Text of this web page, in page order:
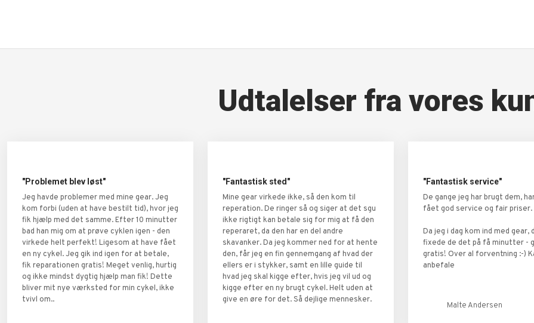
Udtalelser fra vores
"Problemet blev løst"
Jeg havde problemer med mine gear. Jeg
kom forbi (uden at have bestilt tid), hvor jeg
fik hjælp med det samme. Efter 10 minutter
bad han mig om at prøve cyklen igen - den
virkede helt perfekt! Ligesom at have fået
en ny cykel. Jeg gik ind igen for at betale,
fik reparationen gratis! Meget venlig, hurtig
og ikke mindst dygtig hjælp man fik! Dette
bliver mit nye værksted for min cykel, ikke
tvivl om..
"Fantastisk sted"
Mine gear virkede ikke, så den kom til
reperation. De ringer så og siger at det sgu
ikke rigtigt kan betale sig for mig at få den
reperaret, da den har en del andre
skavanker. Da jeg kommer ned for at hente
den, får jeg en fin gennemgang af hvad der
ellers er i stykker, samt en lille guide til
hvad jeg skal kigge efter, hvis jeg vil ud og
kigge efter en ny brugt cykel. Helt uden at
give en øre for det. Så dejlige mennesker.
"Fantastisk service"
De gange jeg har brugt dem,
fået god service og fair priser.
Da jeg i dag kom ind med gear,
fixede de det på få minutter -
gratis! Over al forventning :-)
anbefale
Malte Andersen